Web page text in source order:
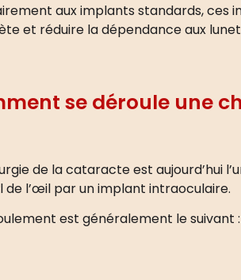
aux implants standards, ces
et réduire la dépendance aux
se déroule une
de la cataracte est aujourd’hui
de l’œil par un implant intraoculaire.
est généralement le suivant :